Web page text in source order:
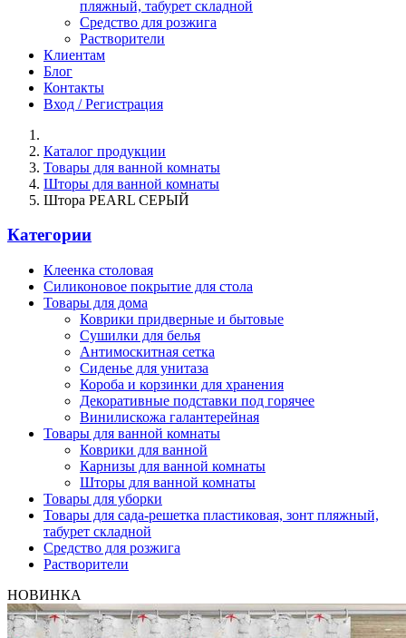
пляжный, табурет складной
Средство для розжига
Растворители
Клиентам
Блог
Контакты
Вход / Регистрация
Каталог продукции
Товары для ванной комнаты
Шторы для ванной комнаты
Штора PEARL СЕРЫЙ
Категории
Клеенка столовая
Силиконовое покрытие для стола
Товары для дома
Коврики придверные и бытовые
Сушилки для белья
Антимоскитная сетка
Сиденье для унитаза
Короба и корзинки для хранения
Декоративные подставки под горячее
Винилискожа галантерейная
Товары для ванной комнаты
Коврики для ванной
Карнизы для ванной комнаты
Шторы для ванной комнаты
Товары для уборки
Товары для сада-решетка пластиковая, зонт пляжный,
табурет складной
Средство для розжига
Растворители
НОВИНКА